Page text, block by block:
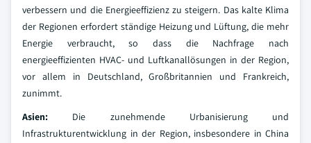
verbessern und die Energieeffizienz zu steigern. Das kalte Klima
der Regionen erfordert ständige Heizung und Lüftung, die mehr
Energie verbraucht, so dass die Nachfrage nach
energieeffizienten HVAC- und Luftkanallösungen in der Region,
vor allem in Deutschland, Großbritannien und Frankreich,
zunimmt.
Asien: Die zunehmende Urbanisierung und
Infrastrukturentwicklung in der Region, insbesondere in China